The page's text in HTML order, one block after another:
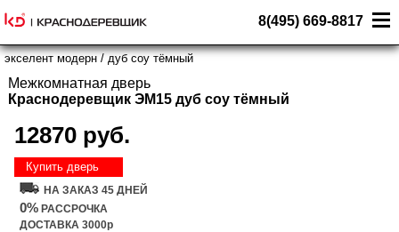
8(495) 669-8817
экселент модерн / дуб соу тёмный
Межкомнатная дверь
Краснодеревщик ЭМ15 дуб соу тёмный
12870 руб.
Купить дверь
НА ЗАКАЗ 45 ДНЕЙ
0% РАССРОЧКА
ДОСТАВКА 3000р